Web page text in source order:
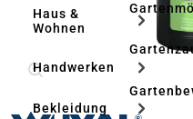
Haus &
Wohnen
Handwerken
Bekleidung